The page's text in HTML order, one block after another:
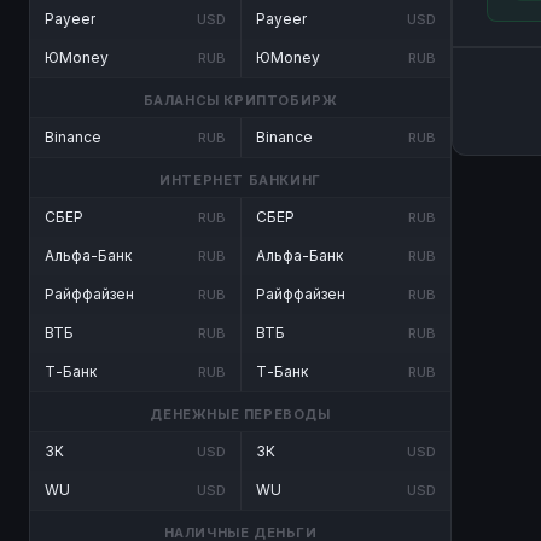
Payeer USD
ЮMoney RUB
Payeer USD
ЮMoney RUB
БАЛАНСЫ КРИПТОБИРЖ
Binance RUB Binance RUB
ИНТЕРНЕТ БАНКИНГ
СБЕР RUB
Альфа-Банк RUB
Райффайзен RUB
ВТБ RUB
Т-Банк RUB
СБЕР RUB
Альфа-Банк RUB
Райффайзен RUB
ВТБ RUB
Т-Банк RUB
ДЕНЕЖНЫЕ ПЕРЕВОДЫ
ЗК USD
WU USD
ЗК USD
WU USD
НАЛИЧНЫЕ ДЕНЬГИ